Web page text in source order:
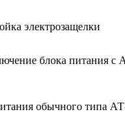
электрозащелки
блока питания с
обычного типа